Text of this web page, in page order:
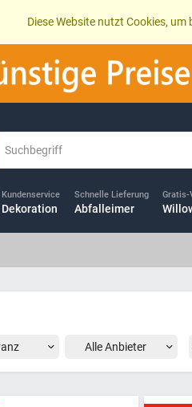
Diese Website nutzt Cookies,
Kundenservice
Dekoration
Schnelle Lieferung
Abfalleimer
Gratis-